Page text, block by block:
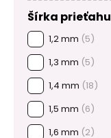
Šírka prieťahu
1,2 mm (5)
1,3 mm (5)
1,4 mm (18)
1,5 mm (6)
1,6 mm (2)